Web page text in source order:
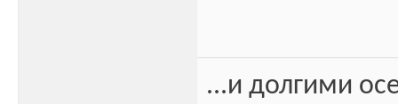
...и долгими